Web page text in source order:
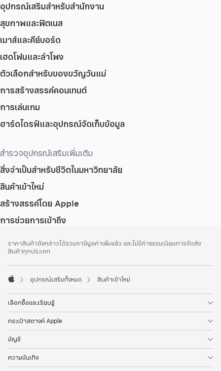
อุปกรณ์เสริมสำหรับสำนักงาน
สุขภาพและฟิตเนส
เมาส์และคีย์บอร์ด
เฮดโฟนและลำโพง
ตัวเลือกสำหรับของขวัญวันแม่
การสร้างสรรค์คอนเทนต์
การเล่นเกม
ฮาร์ดไดรฟ์และอุปกรณ์จัดเก็บข้อมูล
สำรวจอุปกรณ์เสริมเพิ่มเติม
สิ่งจำเป็นสำหรับชีวิตในมหาวิทยาลัย
สินค้าเข้าใหม่
สร้างสรรค์โดย Apple
การช่วยการเข้าถึง
ท้าย
เชิงอรรถ
ราคาสินค้าดังกล่าวได้รวมภาษีมูลค่าเพิ่มแล้ว และไม่มีค่าธรรมเนียมการจัดส่ง
สินค้าทุกประเภท
อุปกรณ์เสริมทั้งหมด สินค้าเข้าใหม่
เลือกซื้อและเรียนรู้
กระเป๋าสตางค์ Apple
บัญชี
ความบันเทิง